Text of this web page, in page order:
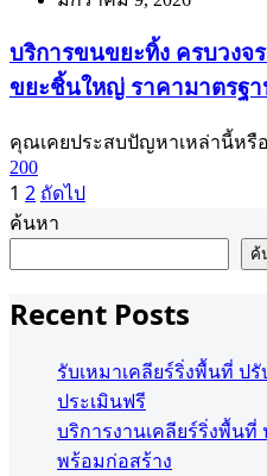
บริการขนขยะทิ้ง ครบวงจ
ขยะชิ้นใหญ่ ราคามาตรฐ
คุณเคยประสบปัญหาเหล่านี้หรือ
200
Posts
pagination
1 2 ถัดไป
ค้นหา
ค้
Recent Posts
รับเหมาเคลียร์ริ่งพื้นที่ ป
ประเมินฟรี
บริการงานเคลียร์ริ่งพื้นที่
พร้อมก่อสร้าง